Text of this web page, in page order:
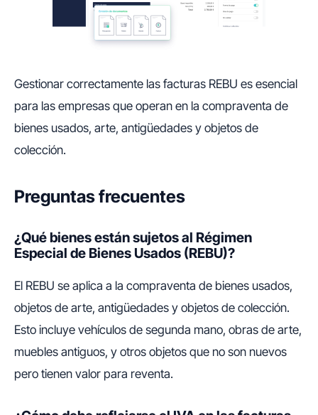
Gestionar correctamente las facturas REBU es esencial
para las empresas que operan en la compraventa de
bienes usados, arte, antigüedades y objetos de
colección.
Preguntas frecuentes
¿Qué bienes están sujetos al Régimen
Especial de Bienes Usados (REBU)?
El REBU se aplica a la compraventa de bienes usados,
objetos de arte, antigüedades y objetos de colección.
Esto incluye vehículos de segunda mano, obras de arte,
muebles antiguos, y otros objetos que no son nuevos
pero tienen valor para reventa.